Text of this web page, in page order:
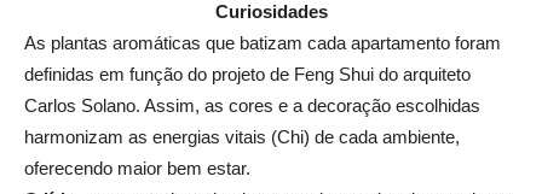
Curiosidades
As plantas aromáticas que batizam cada apartamento foram
definidas em função do projeto de Feng Shui do arquiteto
Carlos Solano. Assim, as cores e a decoração escolhidas
harmonizam as energias vitais (Chi) de cada ambiente,
oferecendo maior bem estar.